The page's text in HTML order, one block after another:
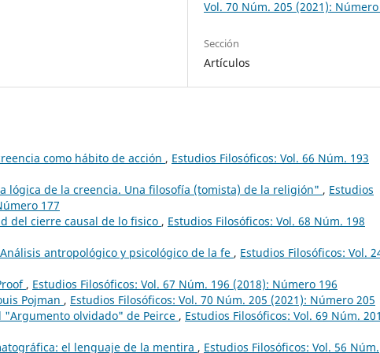
Vol. 70 Núm. 205 (2021): Número
Sección
Artículos
como hábito de acción , Estudios Filosóficos: Vol. 66 Núm. 193
lógica de la creencia. Una filosofía (tomista) de la religión" , Estudios
177
del cierre causal de lo fisico , Estudios Filosóficos: Vol. 68 Núm. 198
antropológico y psicológico de la fe , Estudios Filosóficos: Vol.
, Estudios Filosóficos: Vol. 67 Núm. 196 (2018): Número 196
Pojman , Estudios Filosóficos: Vol. 70 Núm. 205 (2021): Número 205
"Argumento olvidado" de Peirce , Estudios Filosóficos: Vol. 69 Núm. 201
el lenguaje de la mentira , Estudios Filosóficos: Vol. 56 Núm.